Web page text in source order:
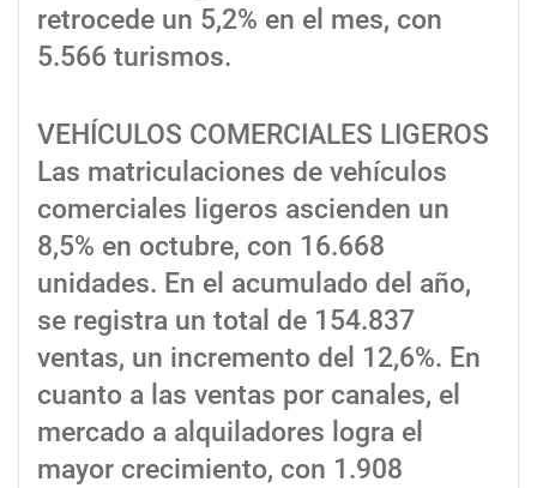
retrocede un 5,2% en el mes, con
5.566 turismos.
VEHÍCULOS COMERCIALES LIGEROS
Las matriculaciones de vehículos
comerciales ligeros ascienden un
8,5% en octubre, con 16.668
unidades. En el acumulado del año,
se registra un total de 154.837
ventas, un incremento del 12,6%. En
cuanto a las ventas por canales, el
mercado a alquiladores logra el
mayor crecimiento, con 1.908